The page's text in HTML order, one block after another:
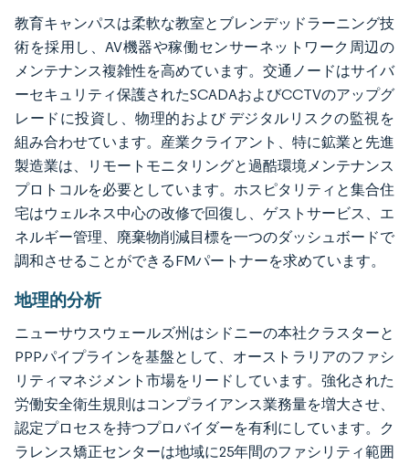
教育キャンパスは柔軟な教室とブレンデッドラーニング技
術を採用し、AV機器や稼働センサーネットワーク周辺の
メンテナンス複雑性を高めています。交通ノードはサイバ
ーセキュリティ保護されたSCADAおよびCCTVのアップグ
レードに投資し、物理的および デジタルリスクの監視を
組み合わせています。産業クライアント、特に鉱業と先進
製造業は、リモートモニタリングと過酷環境メンテナンス
プロトコルを必要としています。ホスピタリティと集合住
宅はウェルネス中心の改修で回復し、ゲストサービス、エ
ネルギー管理、廃棄物削減目標を一つのダッシュボードで
調和させることができるFMパートナーを求めています。
地理的分析
ニューサウスウェールズ州はシドニーの本社クラスターと
PPPパイプラインを基盤として、オーストラリアのファシ
リティマネジメント市場をリードしています。強化された
労働安全衛生規則はコンプライアンス業務量を増大させ、
認定プロセスを持つプロバイダーを有利にしています。ク
ラレンス矯正センターは地域に25年間のファシリティ範囲